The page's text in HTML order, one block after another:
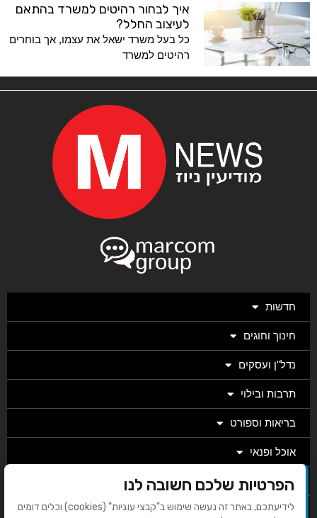
איך לבחור רהיטים למשרד בהתאם
לעיצוב החלל?
כל בעל משרד ישאל את עצמו, אך בוחרים
רהיטים למשרד
חדשות
חינוך וחוגים
נדל"ן ועסקים
תרבות ובילוי
בריאות וספורט
אוכל ופנאי
מגזין
מערכת
הפרטיות שלכם חשובה לנו
לידיעתכם, באתר זה נעשה שימוש ב"קבצי עוגיות" (cookies) וכלים דומים